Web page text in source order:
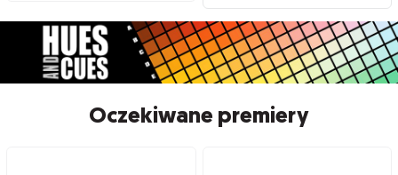
Oczekiwane premiery